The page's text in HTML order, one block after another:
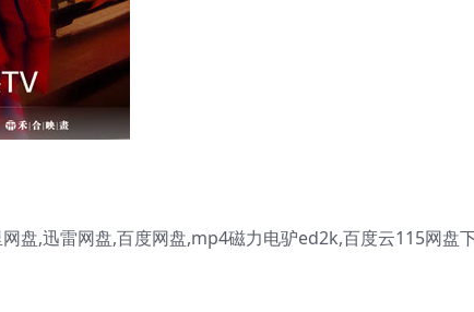
盘,迅雷网盘,百度网盘,mp4磁力电驴ed2k,百度云115网盘